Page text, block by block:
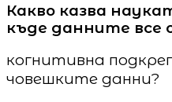
Какво казва
къде данните все
когнитивна
човешките данни?